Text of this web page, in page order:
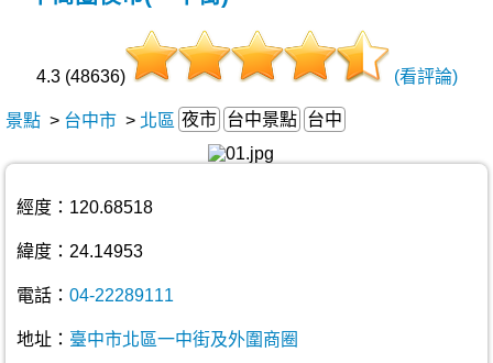
4.3 (48636) (看評論)
景點 > 台中市 > 北區 夜市 台中景點 台中
經度：120.68518
緯度：24.14953
電話： 04-22289111
地址： 臺中市北區一中街及外圍商圈